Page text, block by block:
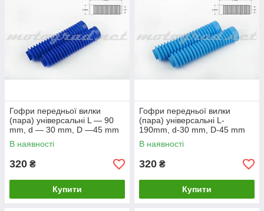
Гофри передньої вилки
(пара) універсальні L — 90
mm, d — 30 mm, D —45 mm
(сині) MZK
В наявності
320 ₴
Купити
Гофри передньої вилки
(пара) універсальні L-
190mm, d-30 mm, D-45 mm
(блакитні) MZK
В наявності
320 ₴
Купити